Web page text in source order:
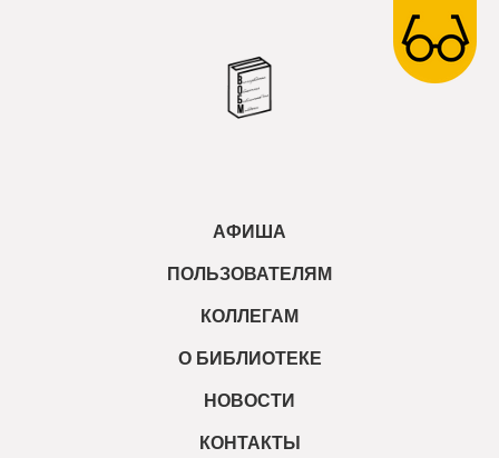
АФИША
ПОЛЬЗОВАТЕЛЯМ
КОЛЛЕГАМ
О БИБЛИОТЕКЕ
НОВОСТИ
КОНТАКТЫ